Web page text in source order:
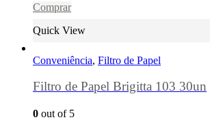
Comprar
Quick View
Conveniência, Filtro de Papel
Filtro de Papel Brigitta 103 30un
0 out of 5